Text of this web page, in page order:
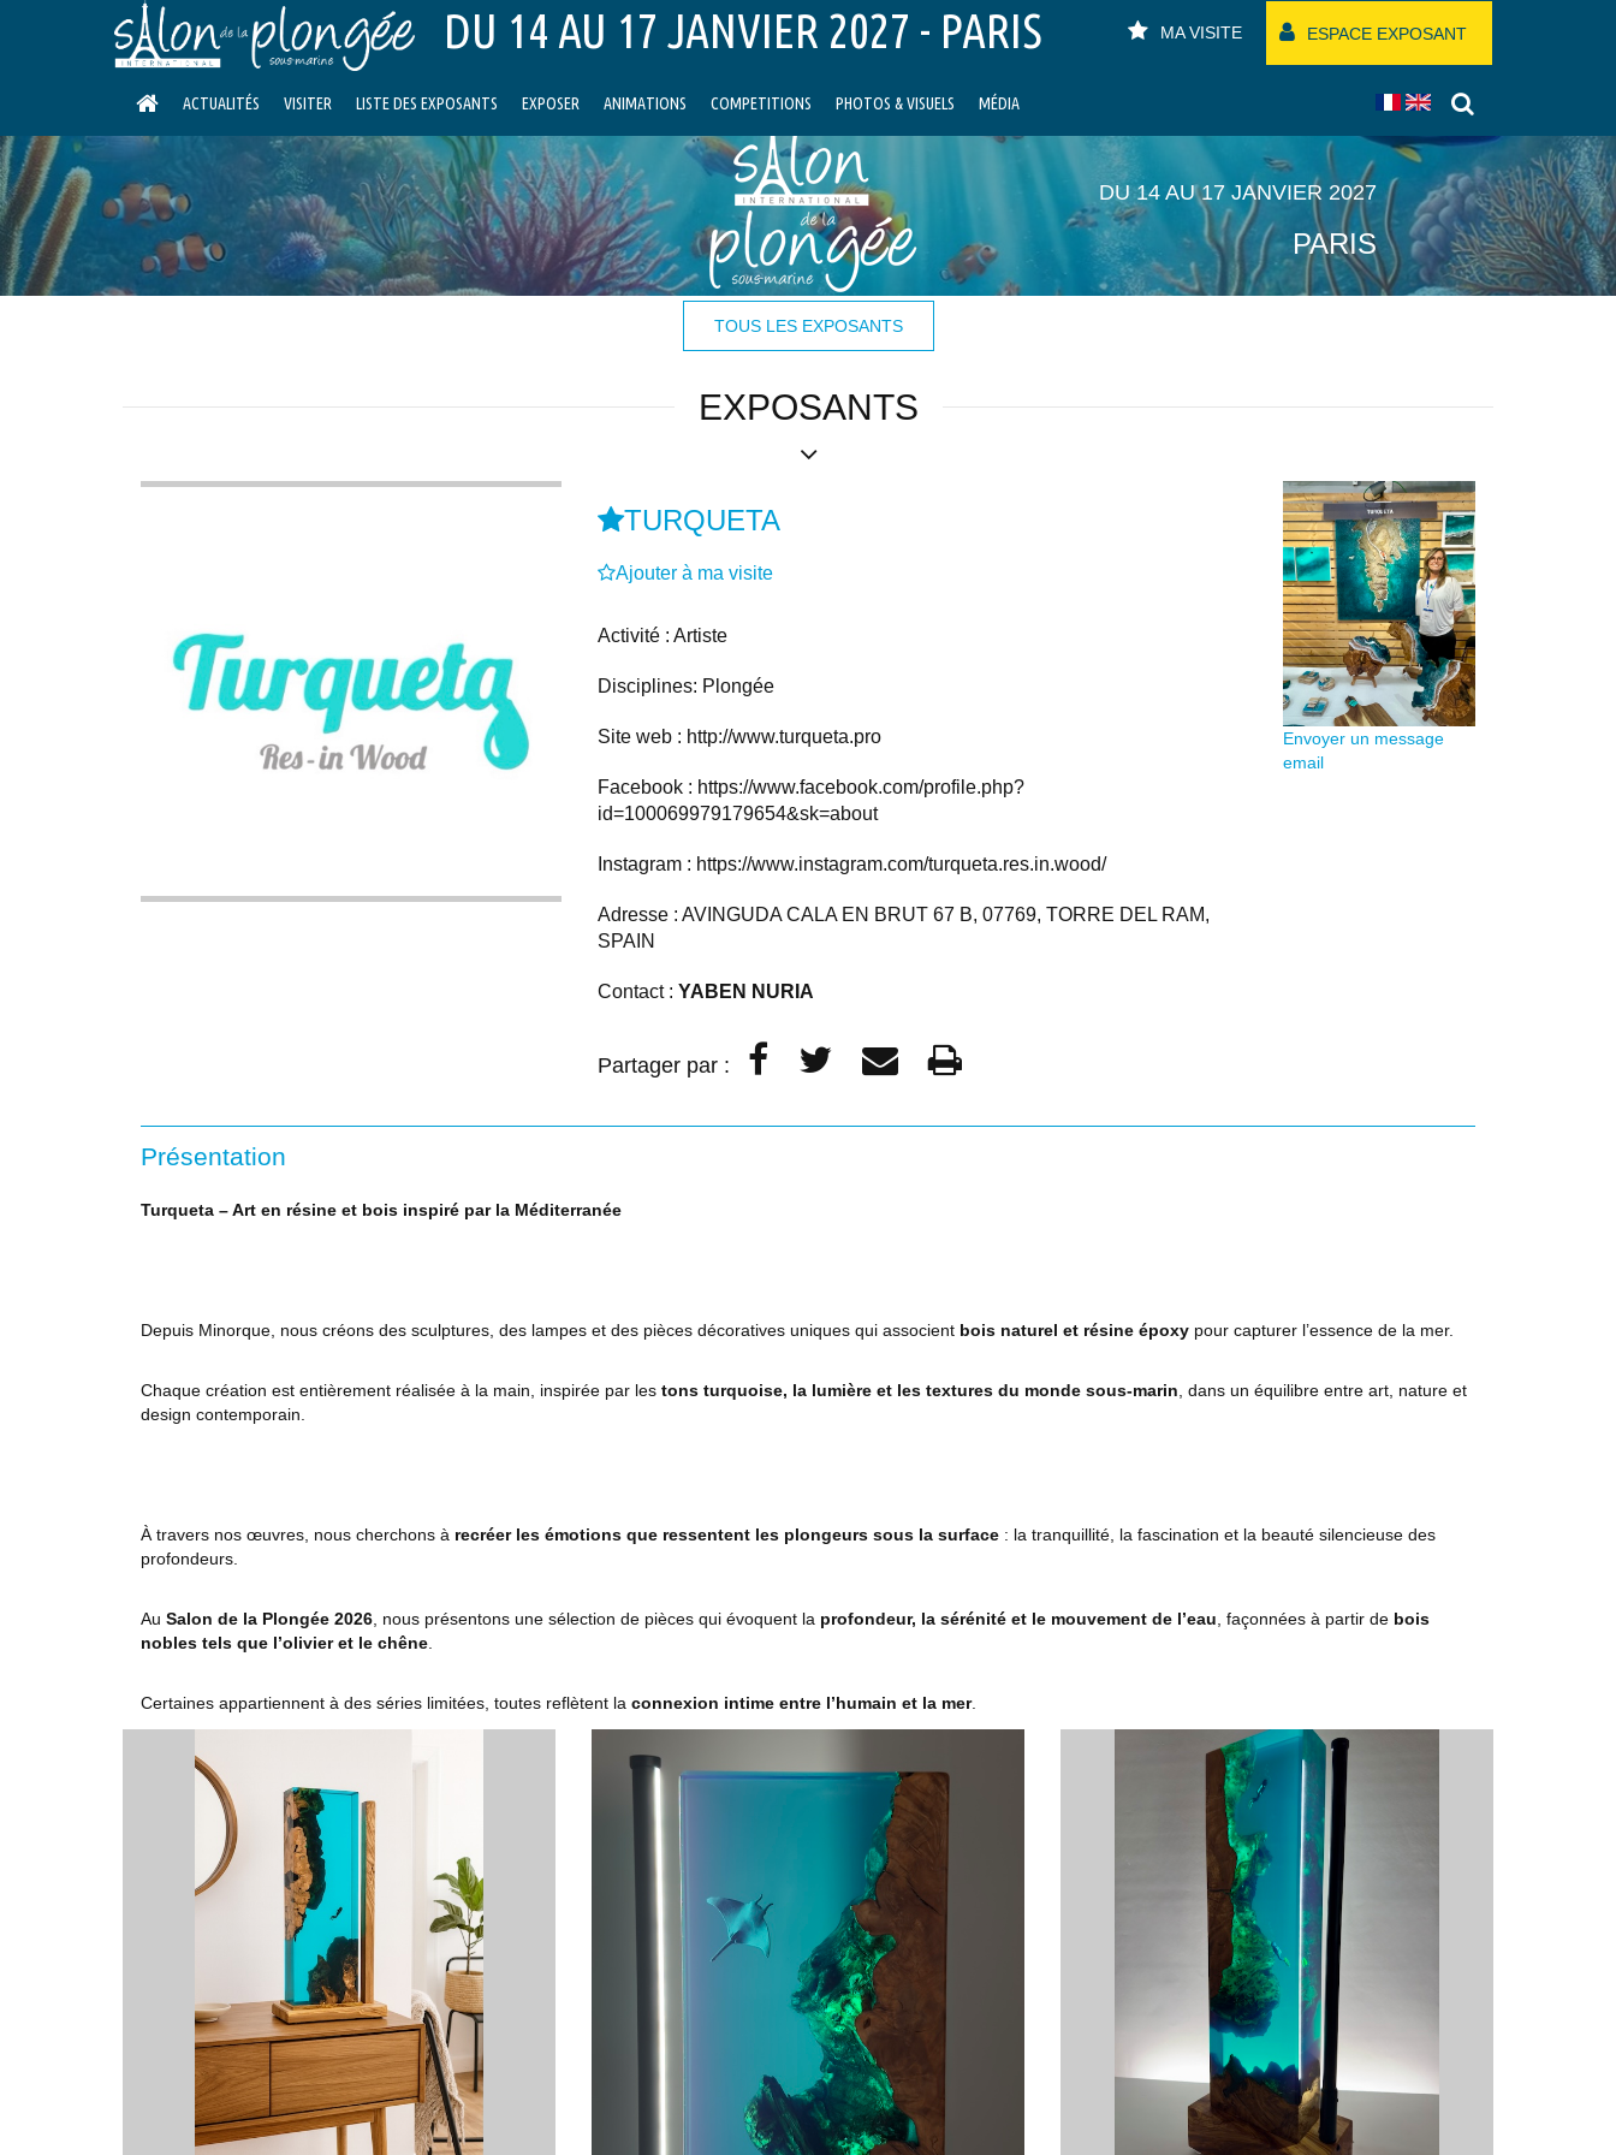
DU 14 AU 17 JANVIER 2027 - PARIS MA VISITE ESPACE EXPOSANT
ACTUALITÉS VISITER LISTE DES EXPOSANTS EXPOSER ANIMATIONS COMPETITIONS PHOTOS & VISUELS MÉDIA
DU 14 AU 17 JANVIER 2027
PARIS
TOUS LES EXPOSANTS
EXPOSANTS
TURQUETA
Ajouter à ma visite
Activité : Artiste
Disciplines: Plongée
Site web : http://www.turqueta.pro
Facebook : https://www.facebook.com/profile.php?
id=100069979179654&sk=about
Instagram : https://www.instagram.com/turqueta.res.in.wood/
Adresse : AVINGUDA CALA EN BRUT 67 B, 07769, TORRE DEL RAM,
SPAIN
Contact : YABEN NURIA
Partager par :
Envoyer un message
email
Présentation
Turqueta – Art en résine et bois inspiré par la Méditerranée
Depuis Minorque, nous créons des sculptures, des lampes et des pièces décoratives uniques qui associent bois naturel et résine époxy pour capturer l’essence de la mer.
Chaque création est entièrement réalisée à la main, inspirée par les tons turquoise, la lumière et les textures du monde sous-marin , dans un équilibre entre art, nature et
design contemporain.
À travers nos œuvres, nous cherchons à recréer les émotions que ressentent les plongeurs sous la surface : la tranquillité, la fascination et la beauté silencieuse des
profondeurs.
Au Salon de la Plongée 2026 , nous présentons une sélection de pièces qui évoquent la profondeur, la sérénité et le mouvement de l’eau , façonnées à partir de bois
nobles tels que l’olivier et le chêne
Certaines appartiennent à des séries limitées, toutes reflètent la connexion intime entre l’humain et la mer.